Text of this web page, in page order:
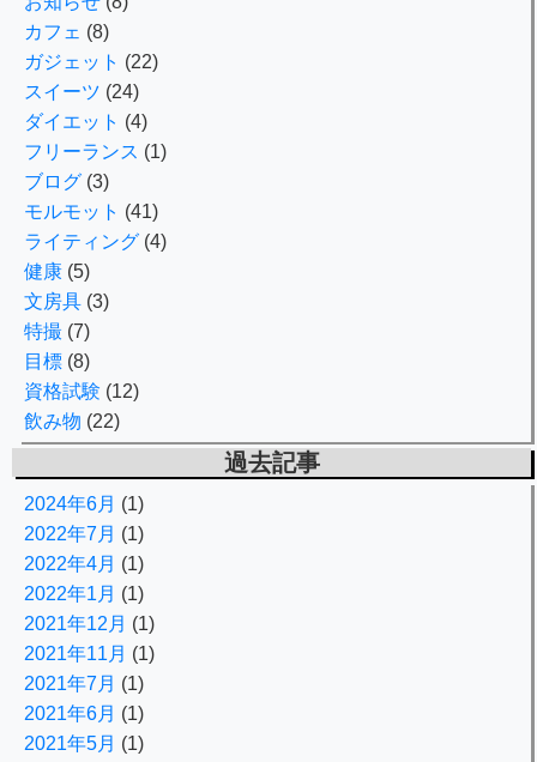
カフェ (8)
ガジェット (22)
スイーツ (24)
ダイエット (4)
フリーランス (1)
ブログ (3)
モルモット (41)
ライティング (4)
健康 (5)
文房具 (3)
特撮 (7)
目標 (8)
資格試験 (12)
飲み物 (22)
過去記事
2024年6月 (1)
2022年7月 (1)
2022年4月 (1)
2022年1月 (1)
2021年12月 (1)
2021年11月 (1)
2021年7月 (1)
2021年6月 (1)
2021年5月 (1)